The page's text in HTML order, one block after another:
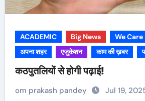
ACADEMIC Big News We Care
अपना शहर
एजुकेशन काम की ख़बर
कठपुतलियों से होगी पढ़ाई!
om prakash pandey Jul 19,